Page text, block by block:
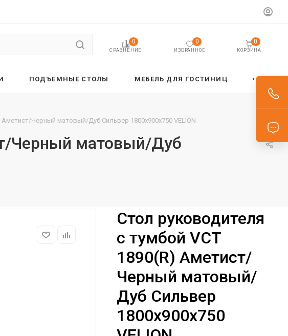
СРАВНЕНИЕ
0
ИЗБРАННОЕ
0
КОРЗИНА
0
ПОДЪЕМНЫЕ СТОЛЫ МЕБЕЛЬ ДЛЯ ГОСТИНИЦ
Аметист/Черный матовый/Дуб Сильвер 1800х900х750 VELION
Черный матовый/Дуб
Стол руководителя
с тумбой VCT
1890(R) Аметист/
Черный матовый/
Дуб Сильвер
1800х900х750